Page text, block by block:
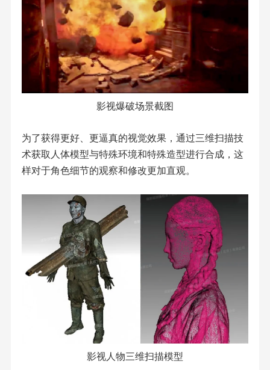
影视爆破场景截图
为了获得更好、更逼真的视觉效果，通过三维扫描技
术获取人体模型与特殊环境和特殊造型进行合成，这
样对于角色细节的观察和修改更加直观。
影视人物三维扫描模型